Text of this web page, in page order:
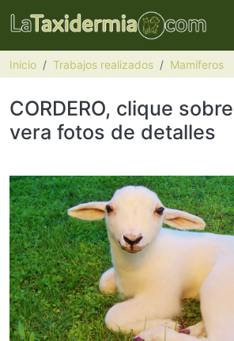
Pasar al contenido principal
Inicio Trabajos realizados Mamíferos
CORDERO, clique
vera fotos de detalles